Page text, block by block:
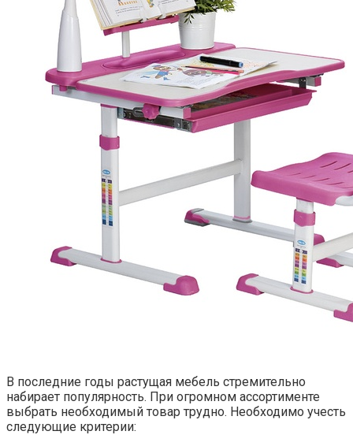
В последние годы растущая мебель стремительно
набирает популярность. При огромном ассортименте
выбрать необходимый товар трудно. Необходимо учесть
следующие критерии: